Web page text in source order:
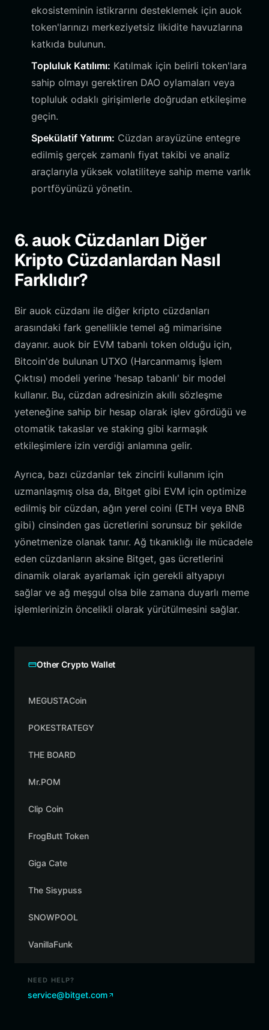
ekosisteminin istikrarını desteklemek için auok
token'larınızı merkeziyetsiz likidite havuzlarına
katkıda bulunun.
Topluluk Katılımı: Katılmak için belirli token'lara
sahip olmayı gerektiren DAO oylamaları veya
topluluk odaklı girişimlerle doğrudan etkileşime
geçin.
Spekülatif Yatırım: Cüzdan arayüzüne entegre
edilmiş gerçek zamanlı fiyat takibi ve analiz
araçlarıyla yüksek volatiliteye sahip meme varlık
portföyünüzü yönetin.
6. auok Cüzdanları Diğer
Kripto Cüzdanlardan Nasıl
Farklıdır?
Bir auok cüzdanı ile diğer kripto cüzdanları
arasındaki fark genellikle temel ağ mimarisine
dayanır. auok bir EVM tabanlı token olduğu için,
Bitcoin'de bulunan UTXO (Harcanmamış İşlem
Çıktısı) modeli yerine 'hesap tabanlı' bir model
kullanır. Bu, cüzdan adresinizin akıllı sözleşme
yeteneğine sahip bir hesap olarak işlev gördüğü ve
otomatik takaslar ve staking gibi karmaşık
etkileşimlere izin verdiği anlamına gelir.
Ayrıca, bazı cüzdanlar tek zincirli kullanım için
uzmanlaşmış olsa da, Bitget gibi EVM için optimize
edilmiş bir cüzdan, ağın yerel coini (ETH veya BNB
gibi) cinsinden gas ücretlerini sorunsuz bir şekilde
yönetmenize olanak tanır. Ağ tıkanıklığı ile mücadele
eden cüzdanların aksine Bitget, gas ücretlerini
dinamik olarak ayarlamak için gerekli altyapıyı
sağlar ve ağ meşgul olsa bile zamana duyarlı meme
işlemlerinizin öncelikli olarak yürütülmesini sağlar.
Other Crypto Wallet
MEGUSTACoin
POKESTRATEGY
THE BOARD
Mr.POM
Clip Coin
FrogButt Token
Giga Cate
The Sisypuss
SNOWPOOL
VanillaFunk
NEED HELP?
service@bitget.com